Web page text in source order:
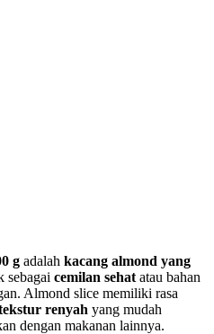
g adalah kacang almond yang
cemilan sehat atau bahan
Almond slice memiliki rasa
renyah yang mudah
dengan makanan lainnya.